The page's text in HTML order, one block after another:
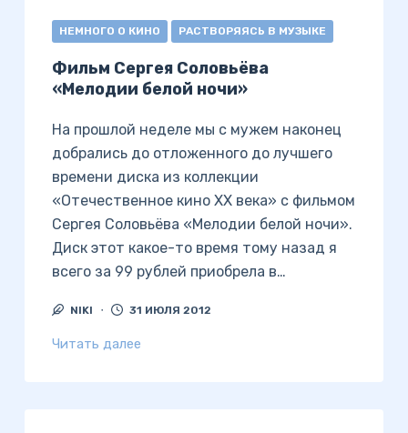
НЕМНОГО О КИНО РАСТВОРЯЯСЬ В МУЗЫКЕ
Фильм Сергея Соловьёва
«Мелодии белой ночи»
На прошлой неделе мы с мужем наконец
добрались до отложенного до лучшего
времени диска из коллекции
«Отечественное кино XX века» с фильмом
Сергея Соловьёва «Мелодии белой ночи».
Диск этот какое-то время тому назад я
всего за 99 рублей приобрела в…
NIKI 31 ИЮЛЯ 2012
Читать далее